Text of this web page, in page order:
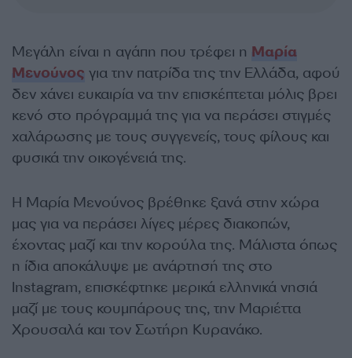
Μεγάλη είναι η αγάπη που τρέφει η Μαρία
Μενούνος για την πατρίδα της την Ελλάδα, αφού
δεν χάνει ευκαιρία να την επισκέπτεται μόλις βρει
κενό στο πρόγραμμά της για να περάσει στιγμές
χαλάρωσης με τους συγγενείς, τους φίλους και
φυσικά την οικογένειά της.
Η Μαρία Μενούνος βρέθηκε ξανά στην χώρα
μας για να περάσει λίγες μέρες διακοπών,
έχοντας μαζί και την κορούλα της. Μάλιστα όπως
η ίδια αποκάλυψε με ανάρτησή της στο
Instagram, επισκέφτηκε μερικά ελληνικά νησιά
μαζί με τους κουμπάρους της, την Μαριέττα
Χρουσαλά και τον Σωτήρη Κυρανάκο.